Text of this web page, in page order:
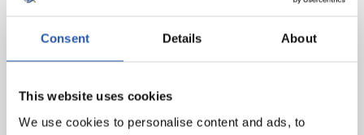
Consent Details About
This website uses cookies
We use cookies to personalise content and ads, to
los maravillosos seres que lo habitan.
La Sección se fundó en 1964 por un grupo de
amantes del mar que se dirigieron a la Real
Sección de Actividades Subacuáticas.
Siempre que la mar lo permite, competimos